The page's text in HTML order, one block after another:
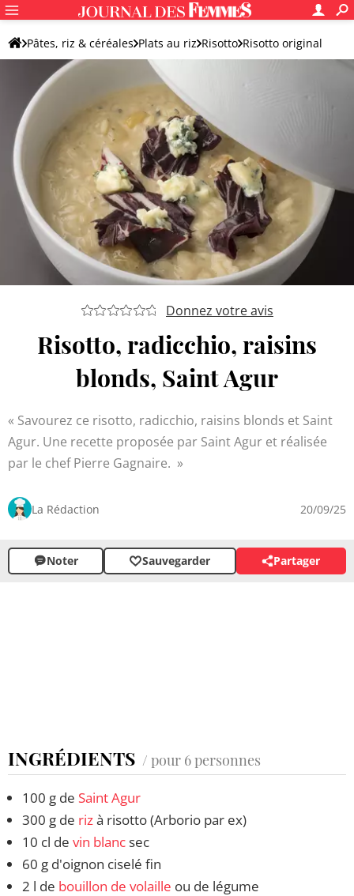
Pâtes, riz & céréales Plats au riz Risotto Risotto original
Donnez votre avis
Risotto, radicchio, raisins
blonds, Saint Agur
Savourez ce risotto, radicchio, raisins blonds et Saint
Agur. Une recette proposée par Saint Agur et réalisée
par le chef Pierre Gagnaire.
La Rédaction 20/09/25
Noter Sauvegarder Partager
INGRÉDIENTS / pour 6 personnes
100 g de Saint Agur
300 g de rizà risotto (Arborio par ex)
10 cl de vin blancsec
60 g d'oignon ciselé fin
2 l de bouillon de volaille ou de légume